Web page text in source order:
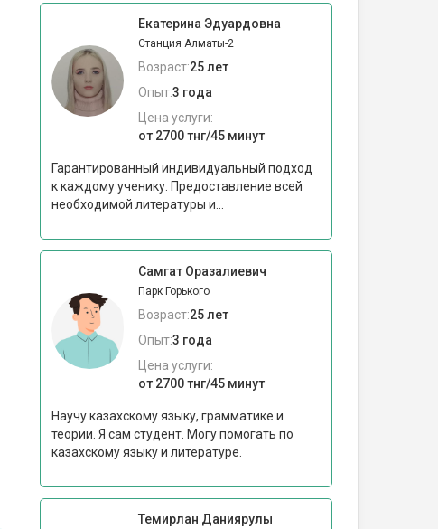
Екатерина Эдуардовна
Станция Алматы-2
Возраст:25 лет
Опыт:3 года
Цена услуги:
от 2700 тнг/45 минут
Гарантированный индивидуальный подход
к каждому ученику. Предоставление всей
необходимой литературы и...
Самгат Оразалиевич
Парк Горького
Возраст:25 лет
Опыт:3 года
Цена услуги:
от 2700 тнг/45 минут
Научу казахскому языку, грамматике и
теории. Я сам студент. Могу помогать по
казахскому языку и литературе.
Темирлан Даниярулы